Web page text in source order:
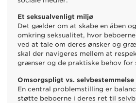
Et seksualvenligt miljø
Det gælder om at skabe en åben
omkring seksualitet, hvor
ved at tale om deres ønsker og
skal der navigeres mellem at
grænser og de praktiske behov for
Omsorgspligt vs. selvbestemmelse
En central problemstilling er
støtte beboerne i deres ret til